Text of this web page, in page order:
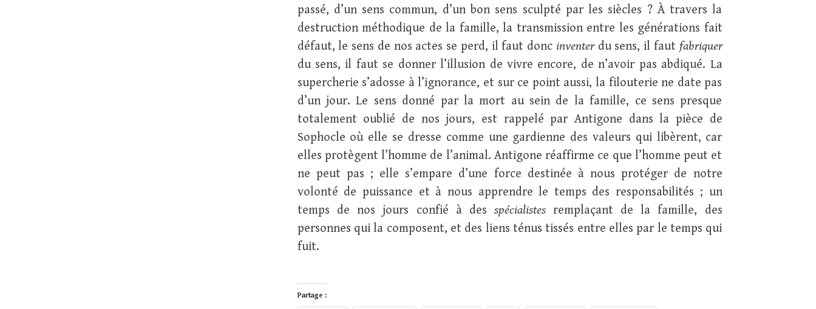
passé, d’un sens commun, d’un bon sens sculpté par les siècles ? À travers la
destruction méthodique de la famille, la transmission entre les générations fait
défaut, le sens de nos actes se perd, il faut donc inventerdu sens, il faut fabriquer
du sens, il faut se donner l’illusion de vivre encore, de n’avoir pas abdiqué. La
supercherie s’adosse à l’ignorance, et sur ce point aussi, la filouterie ne date pas
d’un jour. Le sens donné par la mort au sein de la famille, ce sens presque
totalement oublié de nos jours, est rappelé par Antigone dans la pièce de
Sophocle où elle se dresse comme une gardienne des valeurs qui libèrent, car
elles protègent l’homme de l’animal. Antigone réaffirme ce que l’homme peut et
ne peut pas ; elle s’empare d’une force destinée à nous protéger de notre
volonté de puissance et à nous apprendre le temps des responsabilités ; un
temps de nos jours confié à desspécialistes remplaçant de la famille, des
personnes qui la composent, et des liens ténus tissés entre elles par le temps qui
fuit.
Partage :